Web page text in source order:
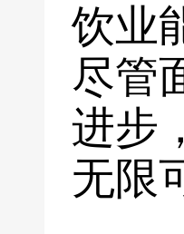
饮业
尽管
进步
无限